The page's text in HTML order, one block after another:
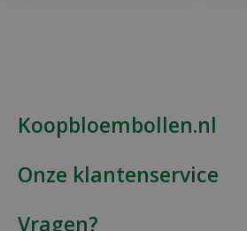
Koopbloembollen.nl
Onze klantenservice
Vragen?